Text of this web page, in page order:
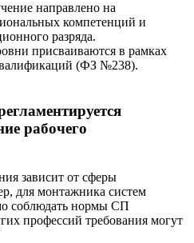
направлено на
компетенций и
разряда.
присваиваются в рамках
(ФЗ №238).
рабочего
зависит от сферы
для монтажника систем
соблюдать нормы СП
профессий требования могут